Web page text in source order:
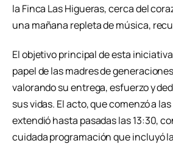
la Finca Las Higueras, cerca del
una mañana repleta de música,
El objetivo principal de esta
papel de las madres de
valorando su entrega, esfuerzo y
sus vidas. El acto, que comenzó a
extendió hasta pasadas las 13:30,
cuidada programación que incluyó